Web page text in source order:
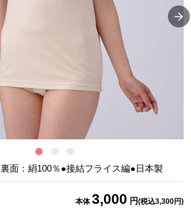
面：絹100％●接結フライス編●日本製
本体3,000 円(税込3,300円)